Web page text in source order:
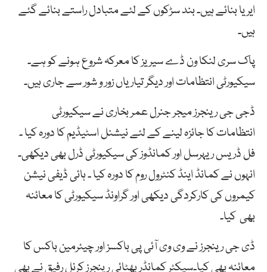
ایریا بنائے ہیں۔ بند سڑکوں کے لئے متبادل راستے بنائے گئے
ہیں۔
پاک سری لنکا ون ڈے سیریز کا معرکہ شروع ہونے کو ہے۔
سیکیورٹی انتظامات اور دیگر تیاریاں زور و شور سے جاری ہیں۔
ڈجی جی رینجرز میجر جنرل عمر بخاری نے سیکیورٹی
انتظامات کا جائزہ لینے کے لئے نیشنل اسٹیڈیم کا دورہ کیا ۔
فل ڈریس ریہرسل اور کمانڈوز کی سیکیورٹی ڈرل بھی دیکھی۔
انہوں نے کمانڈ اینڈ کنٹرول روم کا دورہ کیا ۔ ہائی ڈیفی نیشن
کیمروں کی کارکردگی دیکھی اور گراونڈ سیکیورٹی کا معائنہ
بھی کیا۔
ڈی جی رینجرز نے وی وی آئی پی باکسز اور چیئرمین باکس کا
معائنہ بھی کیا۔سیکٹر کمانڈر بھٹائی رینجرز کرنل رفیق نے بھی